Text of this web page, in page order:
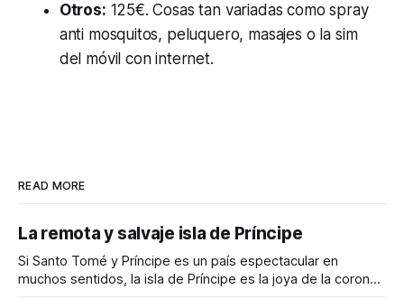
Otros: 125€. Cosas tan variadas como spray
anti mosquitos, peluquero, masajes o la sim
del móvil con internet.
READ MORE
La remota y salvaje isla de Príncipe
Si Santo Tomé y Príncipe es un país espectacular en
muchos sentidos, la isla de Príncipe es la joya de la corona